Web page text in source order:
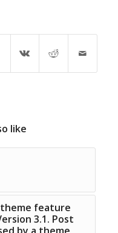
like
theme feature
3.1. Post